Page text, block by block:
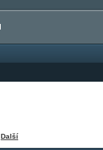
Další